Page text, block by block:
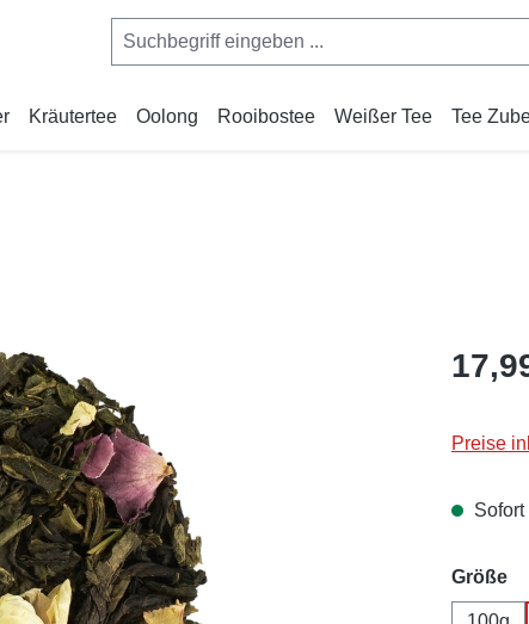
Kräutertee Oolong Rooibostee Weißer Tee Tee
Preise
Sofort
Größe